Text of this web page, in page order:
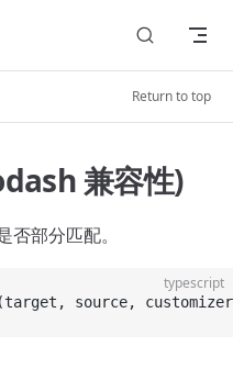
Return to top
兼容性)
部分匹配。
typescript
(target, source,